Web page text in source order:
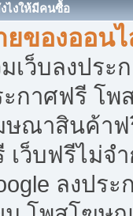
ไงให้มีคนซื้อ
ยของออน
เว็บลงประ
กาศฟรี โพ
ษณาสินค้าฟ
เว็บฟรีไม่จ
ลงปร